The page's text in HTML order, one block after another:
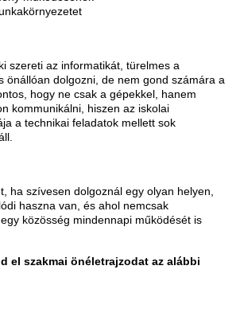
szereti az informatikát, türelmes a
önállóan dolgozni, de nem gond számára a
hogy ne csak a gépekkel, hanem
kommunikálni, hiszen az iskolai
a technikai feladatok mellett sok
ha szívesen dolgoznál egy olyan helyen,
haszna van, és ahol nemcsak
közösség mindennapi működését is
el szakmai önéletrajzodat az alábbi